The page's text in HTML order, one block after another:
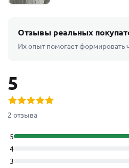
Отзывы реальных
Их опыт помогает формировать
5
2 отзыва
5
4
3